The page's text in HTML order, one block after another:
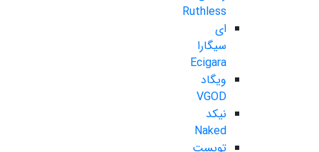
Ruthless
ای
سیگارا
Ecigara
ویگاد
VGOD
نیکد
Naked
تویست